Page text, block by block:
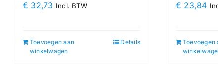
€ 32,73 Incl. BTW
Toevoegen aan
winkelwagen
Details
€ 23,84
Toevoegen